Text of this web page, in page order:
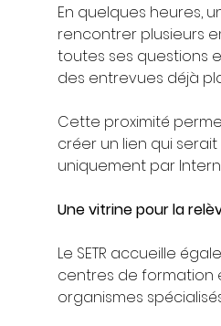
En quelques heures,
rencontrer plusieurs
toutes ses questions
des entrevues déjà
Cette proximité
créer un lien qui
uniquement par
Une vitrine pour la
Le SETR accueille
centres de formation
organismes